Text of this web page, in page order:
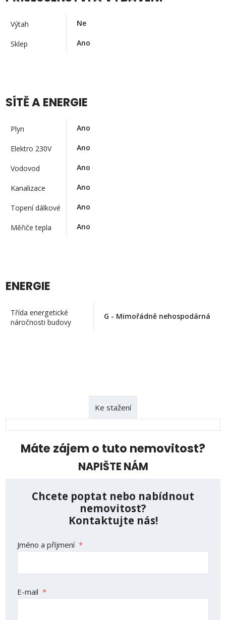
Výtah Ne
Sklep Ano
SÍTĚ A ENERGIE
Plyn Ano
Elektro 230V Ano
Vodovod Ano
Kanalizace Ano
Topení dálkové Ano
Měřiče tepla Ano
ENERGIE
Třída energetické
náročnosti budovy
G - Mimořádně nehospodárná
Ke stažení
Máte zájem o tuto nemovitost?
NAPIŠTE NÁM
Chcete poptat nebo nabídnout
nemovitost?
Kontaktujte nás!
Jméno a příjmení *
E-mail *